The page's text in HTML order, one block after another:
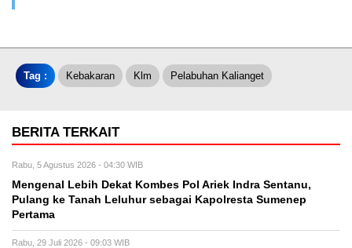
Tag : Kebakaran Klm Pelabuhan Kalianget
BERITA TERKAIT
Rabu, 5 Agustus 2026 - 04:30 WIB
Mengenal Lebih Dekat Kombes Pol Ariek Indra Sentanu,
Pulang ke Tanah Leluhur sebagai Kapolresta Sumenep
Pertama
Rabu, 29 Juli 2026 - 09:03 WIB